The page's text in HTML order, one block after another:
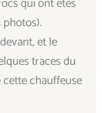
et le
traces du
chauffeuse